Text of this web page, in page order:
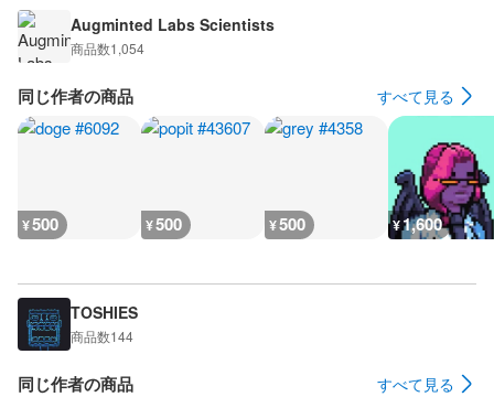
Augminted Labs Scientists
商品数1,054
同じ作者の商品 すべて見る
¥500 ¥500 ¥500 ¥1,600
TOSHIES
商品数144
同じ作者の商品 すべて見る